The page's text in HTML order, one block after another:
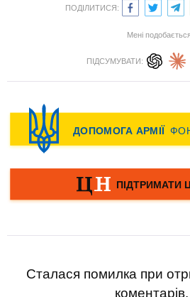
ПОДІЛИТИСЯ:
Мені подобається
ПІДСУМУВАТИ:
Сталася помилка при
коментарів.